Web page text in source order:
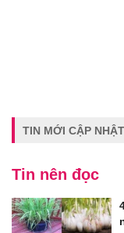
TIN MỚI CẬP NHẬT
Tin nên đọc